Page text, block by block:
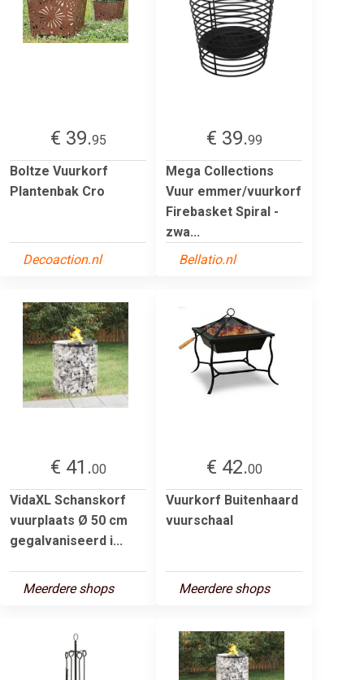
€ 39.95
Boltze Vuurkorf
Plantenbak Cro
Decoaction.nl
€ 39.99
Mega Collections
Vuur emmer/vuurkorf
Firebasket Spiral -
zwa...
Bellatio.nl
€ 41.00
VidaXL Schanskorf
vuurplaats Ø 50 cm
gegalvaniseerd i...
Meerdere shops
€ 42.00
Vuurkorf Buitenhaard
vuurschaal
Meerdere shops